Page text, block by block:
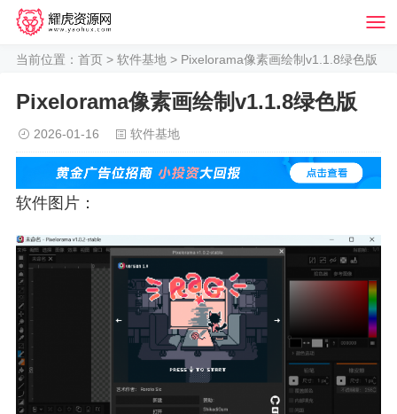
当前位置： 首页 > 软件基地 > Pixelorama像素画绘制v1.1.8绿色版
Pixelorama像素画绘制v1.1.8绿色版
2026-01-16 软件基地
软件图片：